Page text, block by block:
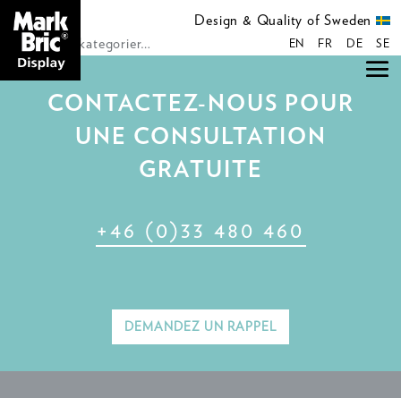
Design & Quality of Sweden
EN FR DE SE
Alla våra kategorier…
CONTACTEZ-NOUS POUR
UNE CONSULTATION
GRATUITE
+46 (0)33 480 460
DEMANDEZ UN RAPPEL